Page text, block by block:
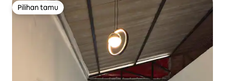
Pilihan tamu
Pilihan tamu